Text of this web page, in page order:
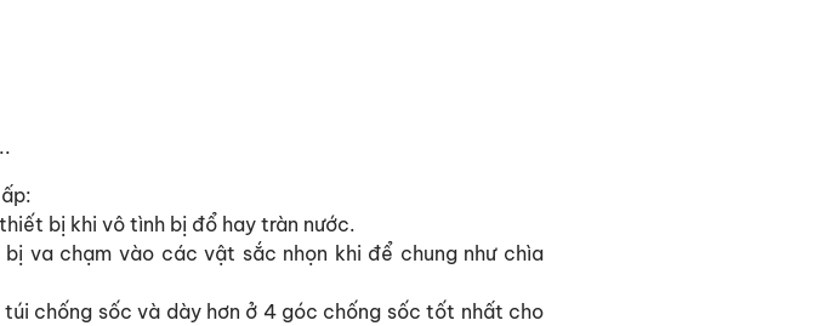
bị khi vô tình bị đổ hay tràn nước.
va chạm vào các vật sắc nhọn khi để chung như chìa
chống sốc và dày hơn ở 4 góc chống sốc tốt nhất cho